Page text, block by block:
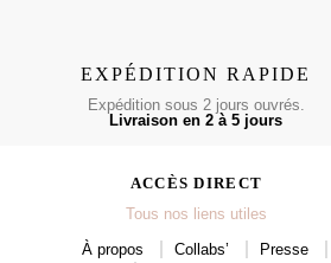
EXPÉDITION RAPIDE
Expédition sous 2 jours ouvrés.
Livraison en 2 à 5 jours
ACCÈS DIRECT
Tous nos liens utiles
À propos
Collabs’ Presse